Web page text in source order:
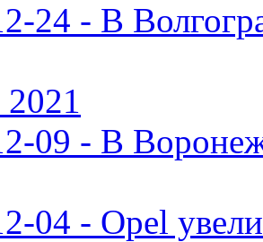
24 - В
09 - В
04 - Opel